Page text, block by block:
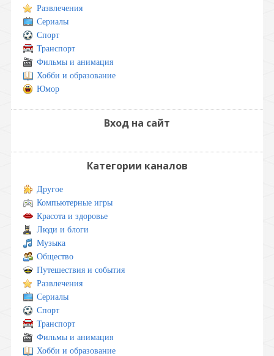
Развлечения
Сериалы
Спорт
Транспорт
Фильмы и анимация
Хобби и образование
Юмор
Вход на сайт
Категории каналов
Другое
Компьютерные игры
Красота и здоровье
Люди и блоги
Музыка
Общество
Путешествия и события
Развлечения
Сериалы
Спорт
Транспорт
Фильмы и анимация
Хобби и образование